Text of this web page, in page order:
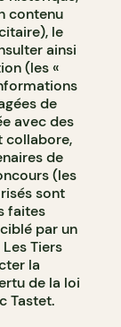
contenu
le
ainsi
(les «
de
avec des
collabore,
de
(les
sont
faites
par un
Tiers
la
de la loi
Tastet.